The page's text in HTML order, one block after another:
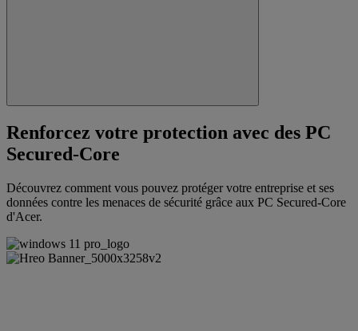
Renforcez votre protection avec des PC
Secured-Core
Découvrez comment vous pouvez protéger votre entreprise et ses
données contre les menaces de sécurité grâce aux PC Secured-Core
d'Acer.